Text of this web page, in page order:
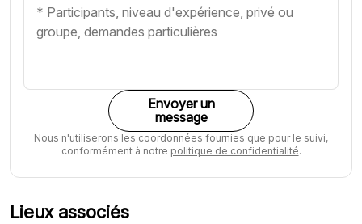
Envoyer un
message
Nous n'utiliserons les coordonnées fournies que pour le suivi,
conformément à notre politique de confidentialité.
Lieux associés